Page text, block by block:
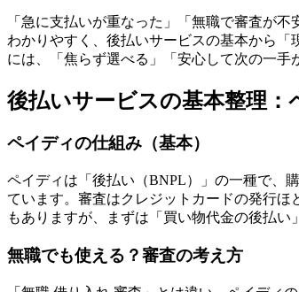
「急に支払いが重なった」「無職で審査が
わかりやすく、後払いサービスの基本から
には、「焦らず選べる」「安心して次の一手
後払いサービスの基本整理
ペイディの仕組み（基本）
ペイディは「後払い（BNPL）」の一種で、
ています。審査はクレジットカードの発行
もありますが、まずは「買い物代金の後払い
無職でも使える？審査の考え方